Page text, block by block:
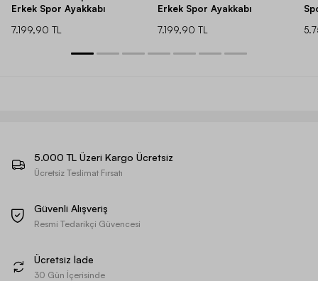
Erkek Spor Ayakkabı
7.199,90 TL
Erkek Spor Ayakkabı
7.199,90 TL
5.000 TL Üzeri Kargo Ücretsiz
Ücretsiz Teslimat Fırsatı
Güvenli Alışveriş
Resmi Tedarikçi Güvencesi
Ücretsiz İade
30 Gün İçerisinde